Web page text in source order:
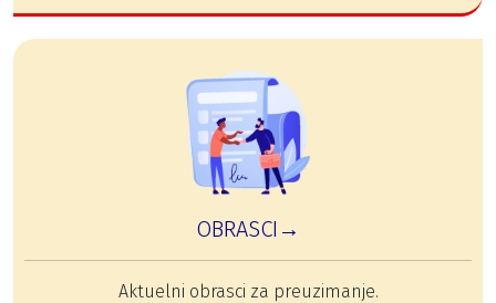
OBRASCI→
Aktuelni obrasci za preuzimanje.